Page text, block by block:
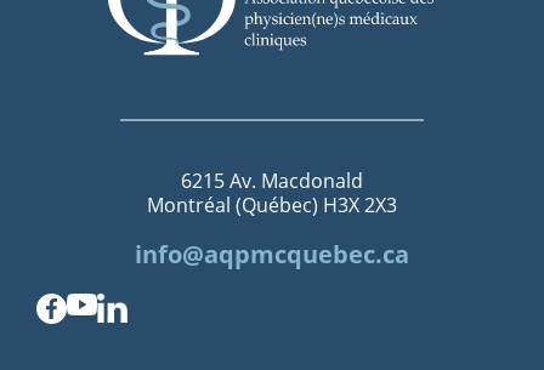
6215 Av. Macdonald
Montréal (Québec) H3X 2X3
info@aqpmcquebec.ca